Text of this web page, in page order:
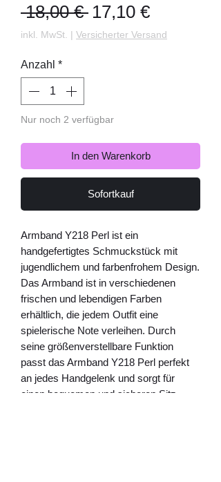
18,00 € Standardpreis
17,10 €Sale-
Preis
inkl. MwSt. | Versicherter Versand
Anzahl *
Nur noch 2 verfügbar
In den Warenkorb
Sofortkauf
Armband Y218 Perl ist ein
handgefertigtes Schmuckstück mit
jugendlichem und farbenfrohem Design.
Das Armband ist in verschiedenen
frischen und lebendigen Farben
erhältlich, die jedem Outfit eine
spielerische Note verleihen. Durch
seine größenverstellbare Funktion
passt das Armband Y218 Perl perfekt
an jedes Handgelenk und sorgt für
einen bequemen und sicheren Sitz.